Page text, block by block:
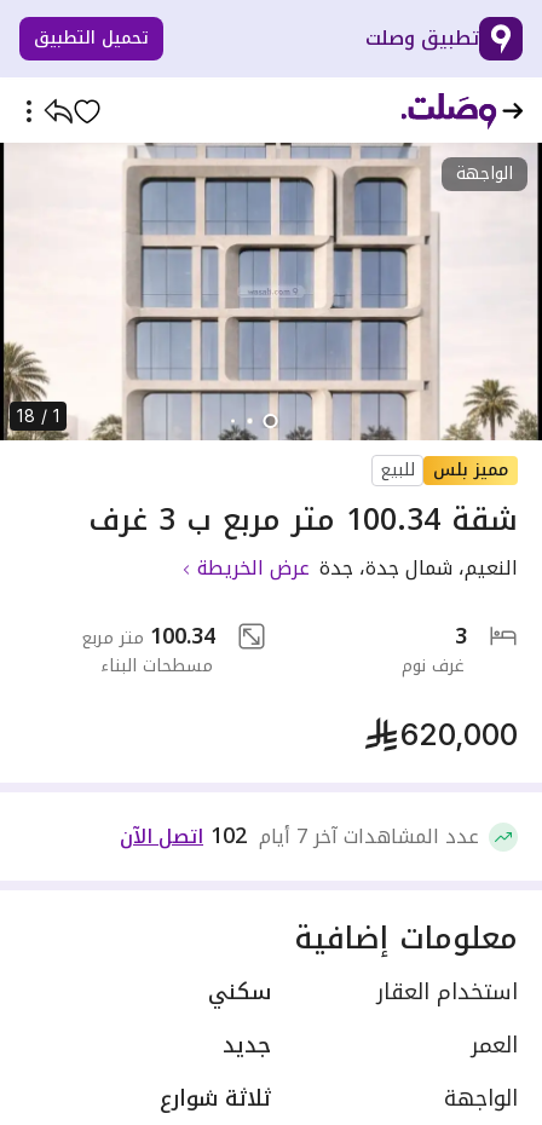
تطبيق وصلت تحميل التطبيق
الواجهة
1 / 18
مميز بلس للبيع
شقة 100.34 متر مربع ب 3 غرف
النعيم، شمال جدة، جدة عرض الخريطة
3
غرف نوم
100.34 متر مربع
مسطحات البناء
620,000
عدد المشاهدات آخر 7 أيام 102 اتصل الآن
معلومات إضافية
استخدام العقار
سكني
العمر
جديد
الواجهة
ثلاثة شوارع